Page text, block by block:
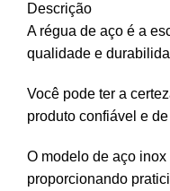
Descrição
A régua de aço é a
qualidade e
Você pode ter a
produto confiável e
O modelo de aço
proporcionando